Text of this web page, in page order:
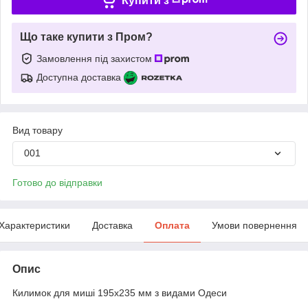
Що таке купити з Пром?
Замовлення під захистом
Доступна доставка
Вид товару
001
Готово до відправки
Доставка Оплата Умови повернення
Опис
Килимок для миші 195х235 мм з видами Одеси